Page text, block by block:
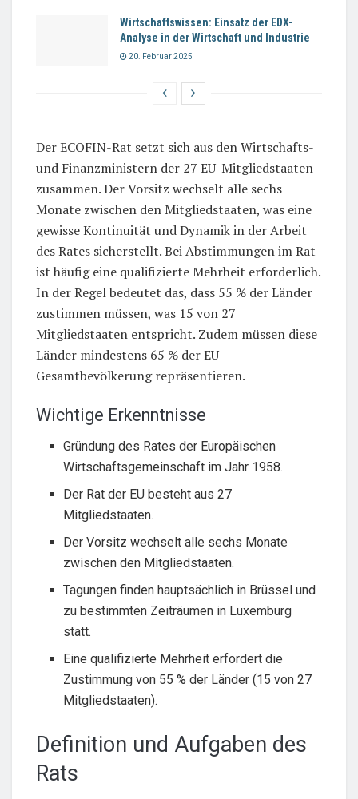
Wirtschaftswissen: Einsatz der EDX-
Analyse in der Wirtschaft und Industrie
20. Februar 2025
Der ECOFIN-Rat setzt sich aus den Wirtschafts-
und Finanzministern der 27 EU-Mitgliedstaaten
zusammen. Der Vorsitz wechselt alle sechs
Monate zwischen den Mitgliedstaaten, was eine
gewisse Kontinuität und Dynamik in der Arbeit
des Rates sicherstellt. Bei Abstimmungen im Rat
ist häufig eine qualifizierte Mehrheit erforderlich.
In der Regel bedeutet das, dass 55 % der Länder
zustimmen müssen, was 15 von 27
Mitgliedstaaten entspricht. Zudem müssen diese
Länder mindestens 65 % der EU-
Gesamtbevölkerung repräsentieren.
Wichtige Erkenntnisse
Gründung des Rates der Europäischen
Wirtschaftsgemeinschaft im Jahr 1958.
Der Rat der EU besteht aus 27
Mitgliedstaaten.
Der Vorsitz wechselt alle sechs Monate
zwischen den Mitgliedstaaten.
Tagungen finden hauptsächlich in Brüssel und
zu bestimmten Zeiträumen in Luxemburg
statt.
Eine qualifizierte Mehrheit erfordert die
Zustimmung von 55 % der Länder (15 von 27
Mitgliedstaaten).
Definition und Aufgaben des
Rats